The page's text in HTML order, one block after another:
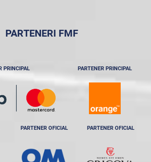
PARTENERI FMF
PRINCIPAL PARTENER PRINCIPAL
PARTENER OFICIAL PARTENER OFICIAL